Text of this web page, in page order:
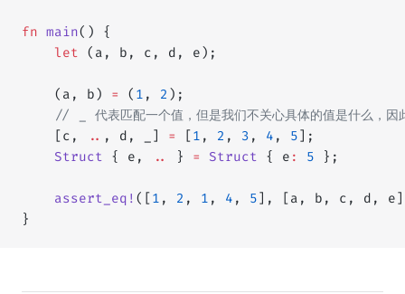
fn main() {
    let
(a, b, c, d, e);
    (a, b)
= ( 1 , 2 );
// _ 代表匹配一个值，但是我们不关心具体的值是什么，因
    [c,
.. , d, _] = [ 1 , 2 , 3 , 4 , 5];
    Struct
{ e, .. } = Struct { e : 5 };
    assert_eq!
([ 1 , 2 , 1 , 4 , 5], [a, b, c, d,
}